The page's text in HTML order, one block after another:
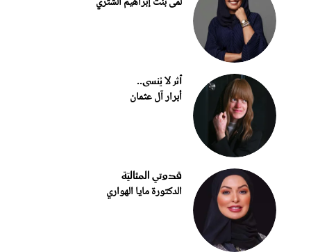
أثر لا يُنسى..
أبرار آل عثمان
قدوتي المثاليّة
الدكتورة مايا الهواري